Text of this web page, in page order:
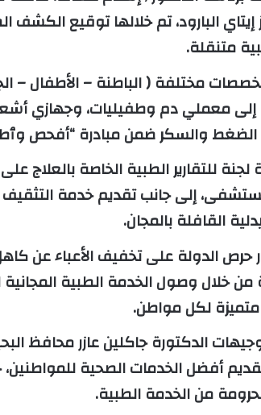
مختلفة ( الباطنة – الأطفال –
إلى معملي دم وطفيليات، وجهازي
والسكر ضمن مبادرة “أفحص
للتقارير الطبية الخاصة بالعلاج
إلى جانب تقديم خدمة
القافلة بالمجان.
الدولة على تخفيف الأعباء عن كاهل
خلال وصول الخدمة الطبية
لكل مواطن.
الدكتورة جاكلين عازر محافظ
أفضل الخدمات الصحية للمواطنين،
من الخدمة الطبية.